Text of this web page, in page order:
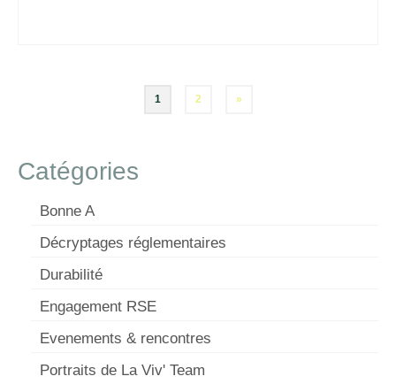
Pagination
publications
1 2 »
Catégories
Bonne A
Décryptages réglementaires
Durabilité
Engagement RSE
Evenements & rencontres
Portraits de La Viv' Team